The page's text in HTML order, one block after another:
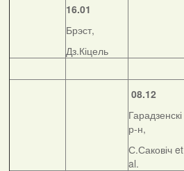
16.01
Брэст,
Дз.Кіцель
08.12
Гарадзенскі
р-н,
С.Саковіч et
al.